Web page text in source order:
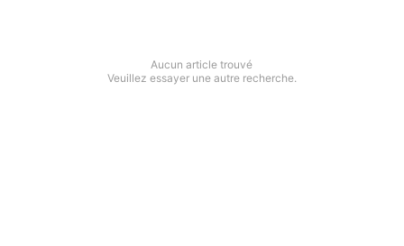
Aucun article trouvé
Veuillez essayer une autre recherche.